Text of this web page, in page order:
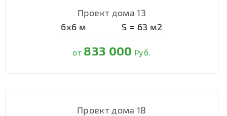
Проект дома 13
6х6 м S = 63 м2
от 833 000 Руб.
Проект дома 18